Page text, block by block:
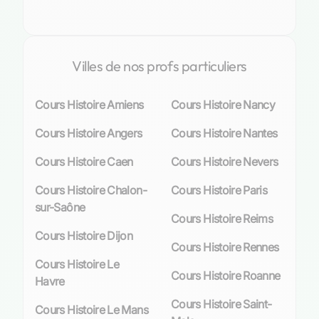
compréhension du présent et la construction du
professeurs passionnés
chemin enrichissant.
Avantages des cours particuliers
d’Histoire pour les élèves de Colombes
Approche personnalisée de l’enseignement
L’enseignement personnalisé est la pierre
angulaire des cours particuliers d’Histoire.
Chaque élève possède un style d’apprentissage
qui lui est propre, et les professeurs qualifiés
des Sherpas savent parfaitement s’adapter à ces
singularités. À Colombes, nos enseignants
Villes de nos profs particuliers
Cours Histoire Amiens
Cours Histoire Angers
Cours Histoire Caen
Cours Histoire Chalon-
sur-Saône
Cours Histoire Dijon
Cours Histoire Le
Havre
Cours Histoire Le Mans
Cours Histoire Nancy
Cours Histoire Nantes
Cours Histoire Nevers
Cours Histoire Paris
Cours Histoire Reims
Cours Histoire Rennes
Cours Histoire Roanne
Cours Histoire Saint-